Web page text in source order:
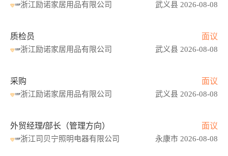
浙江励诺家居用品有限公司 武义县 2026-08-08
质检员 面议
浙江励诺家居用品有限公司 武义县 2026-08-08
采购 面议
浙江励诺家居用品有限公司 武义县 2026-08-08
外贸经理/部长（管理方向） 面议
浙江司贝宁照明电器有限公司 永康市 2026-08-08